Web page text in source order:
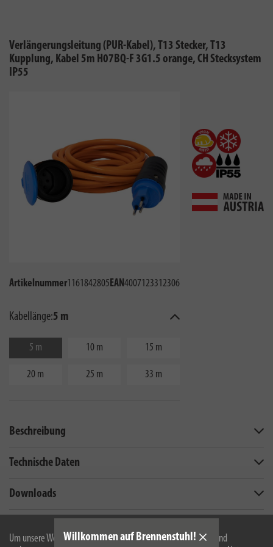
Um unsere Webseite für Sie optimal zu gestalten und fortlaufend
Willkommen auf Brennenstuhl!
Verlängerungsleitung (PUR-Kabel), T13 Stecker, T13
Kupplung, Kabel 5m H07BQ-F 3G1.5 orange, CH Stecksystem
IP55
Artikelnummer1161842805EAN4007123312306
Kabellänge:5 m
5 m 10 m 15 m
20 m 25 m 33 m
Beschreibung
Technische Daten
Downloads
Technische Änderungen und Farbänderungen vorbehalten